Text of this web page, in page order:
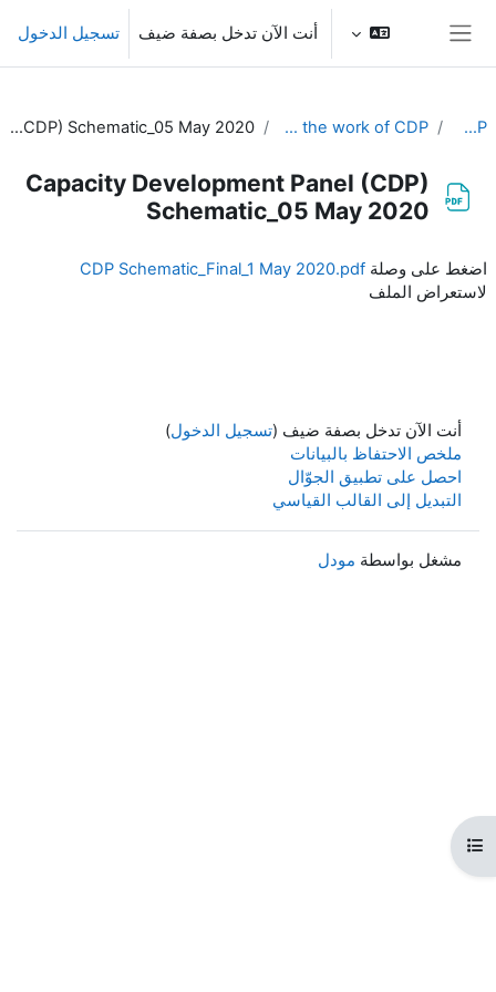
تخطى إلى المحتوى الرئيسي
أنت الآن تدخل بصفة ضيف تسجيل الدخول
المقرر
EC-CDP
Resources related to the work of CDP
Capacity Development Panel (CDP) Schematic_05 May 2020
Capacity Development Panel (CDP)
Schematic_05 May 2020
اضغط على وصلة CDP Schematic_Final_1 May 2020.pdf
لاستعراض الملف
أنت الآن تدخل بصفة ضيف (تسجيل الدخول)
ملخص الاحتفاظ بالبيانات
احصل على تطبيق الجوّال
التبديل إلى القالب القياسي
مشغل بواسطة مودل